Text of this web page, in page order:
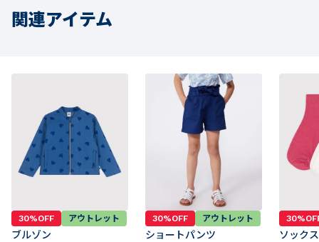
関連アイテム
30%OFF アウトレット
ブルゾン
30%OFF アウトレット
ショートパンツ ソック